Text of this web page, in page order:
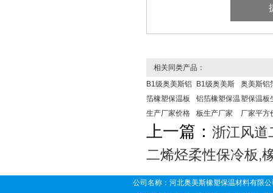
相关同类产品：
B1级奥美斯铝
箔橡塑保温板
生产厂家价格
B1级奥美斯
铝箔橡塑保温
板生产厂家
奥美斯铝
塑保温板
厂家平方
上一篇： 浙江风道
二烯烃柔性保冷板,
公司名称：河北奥美斯橡塑保温材料有